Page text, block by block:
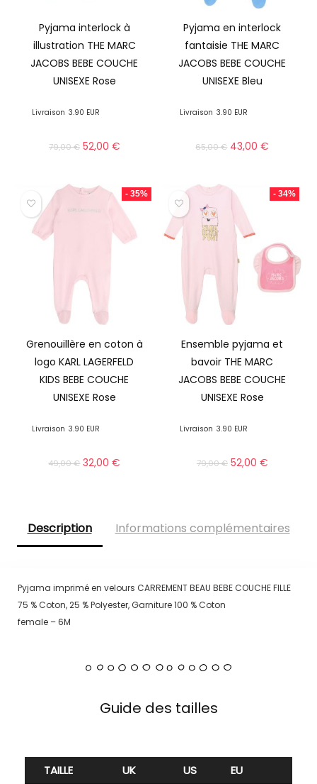
Pyjama interlock à
illustration THE MARC
JACOBS BEBE COUCHE
UNISEXE Rose
Livraison 3.90 EUR
79,00€ 52,00 €
Pyjama en interlock
fantaisie THE MARC
JACOBS BEBE COUCHE
UNISEXE Bleu
Livraison 3.90 EUR
65,00€ 43,00€
- 35%
Grenouillère en coton à
logo KARL LAGERFELD
KIDS BEBE COUCHE
UNISEXE Rose
Livraison 3.90 EUR
49,00€ 32,00€
- 34%
Ensemble pyjama et
bavoir THE MARC
JACOBS BEBE COUCHE
UNISEXE Rose
Livraison 3.90 EUR
79,00€ 52,00 €
Description Informations complémentaires
Pyjama imprimé en velours CARREMENT BEAU BEBE COUCHE FILLE
75 % Coton, 25 % Polyester, Garniture 100 % Coton
female – 6M
Guide des tailles
TAILLE UK US
EU